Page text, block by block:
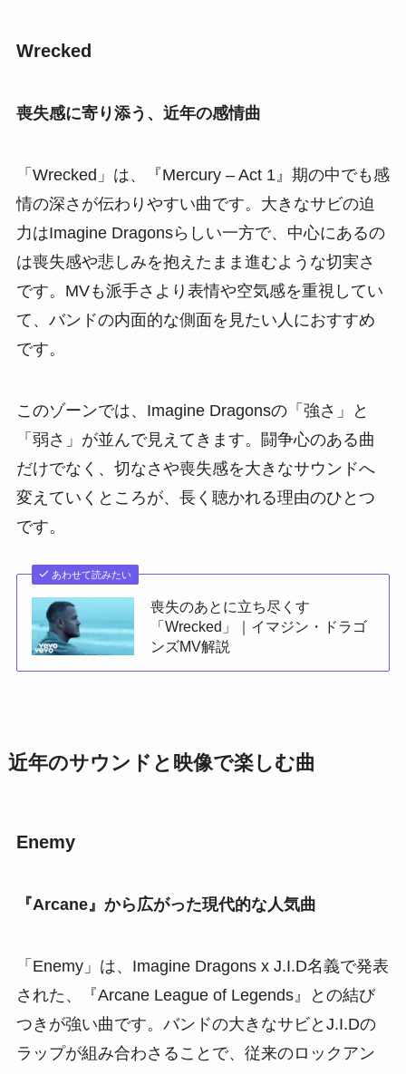
Wrecked
喪失感に寄り添う、近年の感情曲
「Wrecked」は、『Mercury – Act 1』期の中でも感
情の深さが伝わりやすい曲です。大きなサビの迫
力はImagine Dragonsらしい一方で、中心にあるの
は喪失感や悲しみを抱えたまま進むような切実さ
です。MVも派手さより表情や空気感を重視してい
て、バンドの内面的な側面を見たい人におすすめ
です。
このゾーンでは、Imagine Dragonsの「強さ」と
「弱さ」が並んで見えてきます。闘争心のある曲
だけでなく、切なさや喪失感を大きなサウンドへ
変えていくところが、長く聴かれる理由のひとつ
です。
あわせて読みたい
喪失のあとに立ち尽くす
「Wrecked」｜イマジン・ドラゴ
ンズMV解説
近年のサウンドと映像で楽しむ曲
Enemy
『Arcane』から広がった現代的な人気曲
「Enemy」は、Imagine Dragons x J.I.D名義で発表
された、『Arcane League of Legends』との結び
つきが強い曲です。バンドの大きなサビとJ.I.Dの
ラップが組み合わさることで、従来のロックアン